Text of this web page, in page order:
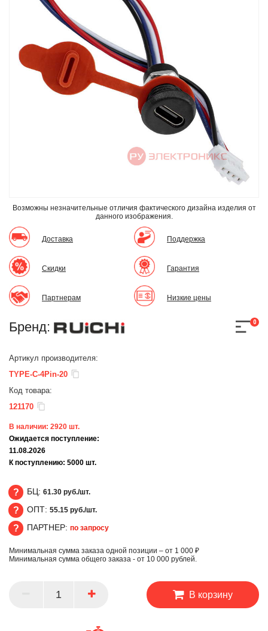
Возможны незначительные отличия фактического дизайна изделия от
данного изображения.
Доставка
Скидки
Партнерам
Поддержка
Гарантия
Низкие цены
Бренд: 0
Артикул производителя:
TYPE-C-4Pin-20
Код товара:
121170
В наличии: 2920 шт.
Ожидается поступление:
11.08.2026
К поступлению: 5000 шт.
БЦ
БЦ: 61.30 руб./шт.
ОПТ
ОПТ: 55.15 руб./шт.
ПАРТНЕР
ПАРТНЕР: по запросу
Минимальная сумма заказа одной позиции – от 1 000 ₽
Минимальная сумма общего заказа - от 10 000 рублей.
В корзину